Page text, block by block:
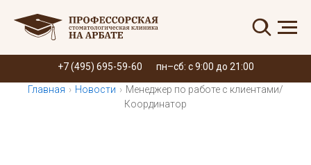
Запись онлайн
+7 (495) 695-59-60 пн–сб: с 9:00 до 21:00
Главная › Новости › Менеджер по работе с клиентами/
Координатор